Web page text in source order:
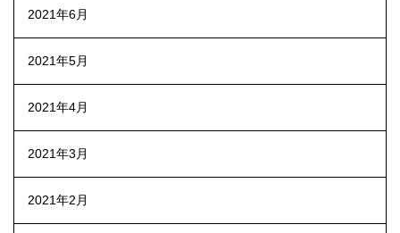
2021年6月
2021年5月
2021年4月
2021年3月
2021年2月